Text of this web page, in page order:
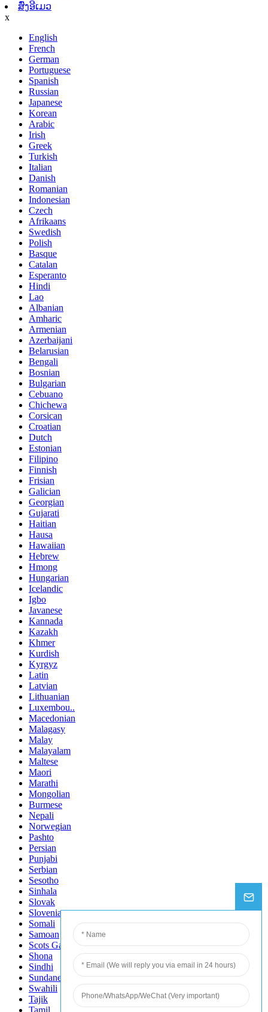
ສົ່ງອີເມວ
x
English
French
German
Portuguese
Spanish
Russian
Japanese
Korean
Arabic
Irish
Greek
Turkish
Italian
Danish
Romanian
Indonesian
Czech
Afrikaans
Swedish
Polish
Basque
Catalan
Esperanto
Hindi
Lao
Albanian
Amharic
Armenian
Azerbaijani
Belarusian
Bengali
Bosnian
Bulgarian
Cebuano
Chichewa
Corsican
Croatian
Dutch
Estonian
Filipino
Finnish
Frisian
Galician
Georgian
Gujarati
Haitian
Hausa
Hawaiian
Hebrew
Hmong
Hungarian
Icelandic
Igbo
Javanese
Kannada
Kazakh
Khmer
Kurdish
Kyrgyz
Latin
Latvian
Lithuanian
Luxembou..
Macedonian
Malagasy
Malay
Malayalam
Maltese
Maori
Marathi
Mongolian
Burmese
Nepali
Norwegian
Pashto
Persian
Punjabi
Serbian
Sesotho
Sinhala
Slovak
Slovenian
Somali
Samoan
Scots Gaelic
Shona
Sindhi
Sundanese
Swahili
Tajik
Tamil